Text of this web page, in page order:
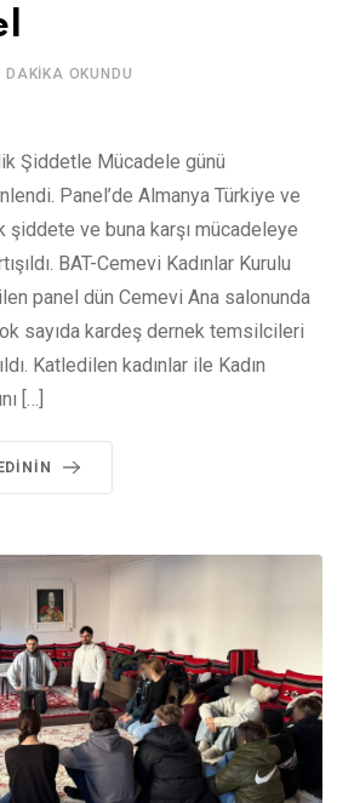
DAKIKA OKUNDU
Şiddetle Mücadele günü
Panel’de Almanya Türkiye ve
şiddete ve buna karşı mücadeleye
BAT-Cemevi Kadınlar Kurulu
panel dün Cemevi Ana salonunda
sayıda kardeş dernek temsilcileri
Katledilen kadınlar ile Kadın
[…]